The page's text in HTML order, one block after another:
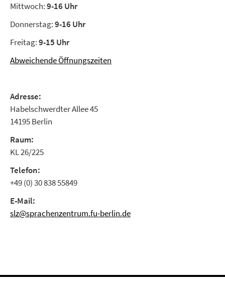
Mittwoch:9-16 Uhr
Donnerstag:9-16 Uhr
Freitag:9-15 Uhr
Abweichende Öffnungszeiten
Adresse:
Habelschwerdter Allee 45
14195 Berlin
Raum:
KL 26/225
Telefon:
+49 (0) 30 838 55849
E-Mail:
slz@sprachenzentrum.fu-berlin.de